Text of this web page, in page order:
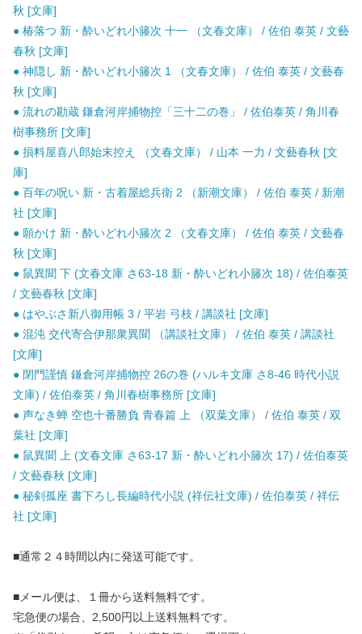
秋 [文庫]
● 椿落つ 新・酔いどれ小籐次 十一 （文春文庫） / 佐伯 泰英 / 文藝
春秋 [文庫]
● 神隠し 新・酔いどれ小籐次 1 （文春文庫） / 佐伯 泰英 / 文藝春
秋 [文庫]
● 流れの勘蔵 鎌倉河岸捕物控「三十二の巻」 / 佐伯泰英 / 角川春
樹事務所 [文庫]
● 損料屋喜八郎始末控え （文春文庫） / 山本 一力 / 文藝春秋 [文
庫]
● 百年の呪い 新・古着屋総兵衛 2 （新潮文庫） / 佐伯 泰英 / 新潮
社 [文庫]
● 願かけ 新・酔いどれ小籐次 2 （文春文庫） / 佐伯 泰英 / 文藝春
秋 [文庫]
● 鼠異聞 下 (文春文庫 さ63-18 新・酔いどれ小籐次 18) / 佐伯泰英
/ 文藝春秋 [文庫]
● はやぶさ新八御用帳 3 / 平岩 弓枝 / 講談社 [文庫]
● 混沌 交代寄合伊那衆異聞 （講談社文庫） / 佐伯 泰英 / 講談社
[文庫]
● 閉門謹慎 鎌倉河岸捕物控 26の巻 (ハルキ文庫 さ8-46 時代小説
文庫) / 佐伯泰英 / 角川春樹事務所 [文庫]
● 声なき蝉 空也十番勝負 青春篇 上 （双葉文庫） / 佐伯 泰英 / 双
葉社 [文庫]
● 鼠異聞 上 (文春文庫 さ63-17 新・酔いどれ小籐次 17) / 佐伯泰英
/ 文藝春秋 [文庫]
● 秘剣孤座 書下ろし長編時代小説 (祥伝社文庫) / 佐伯泰英 / 祥伝
社 [文庫]
■通常２４時間以内に発送可能です。
■メール便は、１冊から送料無料です。
宅急便の場合、2,500円以上送料無料です。